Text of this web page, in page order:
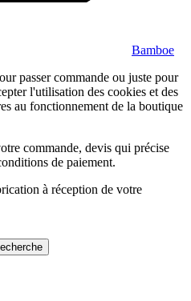
Bamboe
passer commande ou juste pour
l'utilisation des cookies et des
au fonctionnement de la boutique
commande, devis qui précise
de paiement.
à réception de votre